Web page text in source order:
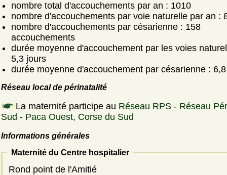
nombre total d'accouchements par an : 1010
nombre d'accouchements par voie naturelle par an :
nombre d'accouchements par césarienne : 158
accouchements
durée moyenne d'accouchement par les voies
5,3 jours
durée moyenne d'accouchement par césarienne :
Réseau local de périnatalité
La maternité participe au Réseau RPS - Réseau
Sud - Paca Ouest, Corse du Sud
Informations générales
Maternité du Centre hospitalier
Rond point de l'Amitié